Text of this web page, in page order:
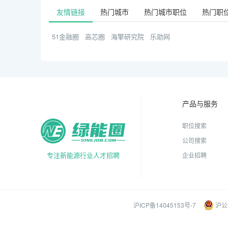
友情链接 热门城市 热门城市职位 热门职
51金融圈 高芯圈 海擎研究院 乐助网
专注新能源行业人才招聘
产品与服务
职位搜索
公司搜索
企业招聘
沪ICP备14045153号-7 沪